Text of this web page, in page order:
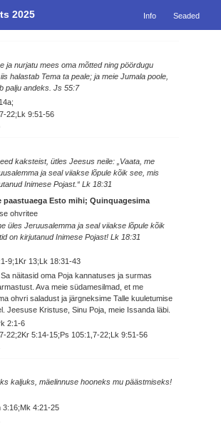
2025 Info Seaded
ja nurjatu mees oma mõtted ning pöördugu
halastab Tema ta peale; ja meie Jumala poole,
palju andeks. Js 55:7
22;Lk 9:51-56
kaksteist, ütles Jeesus neile: „Vaata, me
ja seal viiakse lõpule kõik see, mis
Inimese Pojast.“ Lk 18:31
paastuaega Esto mihi; Quinquagesima
ohvritee
üles Jeruusalemma ja seal viiakse lõpule kõik
on kirjutanud Inimese Pojast! Lk 18:31
9;1Kr 13;Lk 18:31-43
näitasid oma Poja kannatuses ja surmas
Ava meie südamesilmad, et me
ohvri saladust ja järgneksime Talle kuuletumise
Jeesuse Kristuse, Sinu Poja, meie Issanda läbi.
2:1-6
22;2Kr 5:14-15;Ps 105:1,7-22;Lk 9:51-56
kaljuks, mäelinnuse hooneks mu päästmiseks!
3:16;Mk 4:21-25